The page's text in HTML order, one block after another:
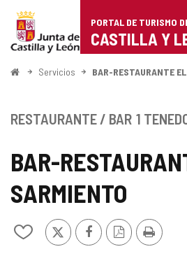
Portal
de
Turismo
Castilla
León
PORTAL DE TURISMO
CASTILLA Y
InicioServicios BAR-RESTAURANTE
BAR-
SARMIENTO
Añadir/quitar
X FacebookVersión
PDF
Imprimir
RESTAURANTE / BAR 1